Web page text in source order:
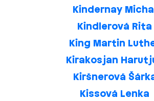
Kindernay
Kindlerová Rita
King Martin
Kirakosjan
Kiršnerová
Kissová Lenka